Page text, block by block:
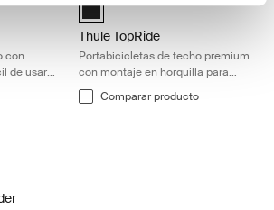
con
de usar
rápida
Thule TopRide
Portabicicletas de techo premium
con montaje en horquilla para
bicicletas con eje pasante y
liberación rápida
Comparar producto
Aluminio (selected)